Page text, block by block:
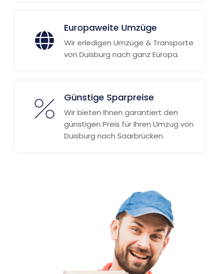
Europaweite Umzüge
Wir erledigen Umzüge & Transporte
von Duisburg nach ganz Europa.
Günstige Sparpreise
Wir bieten Ihnen garantiert den
günstigen Preis für Ihren Umzug von
Duisburg nach Saarbrücken.